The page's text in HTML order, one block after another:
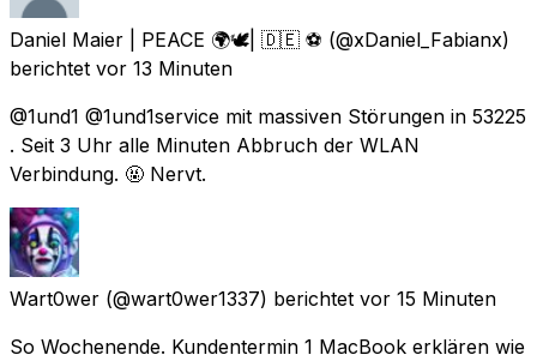
Daniel Maier | PEACE 🌍🕊| 🇩🇪 ⚽️ (@xDaniel_Fabianx)
berichtet vor 13 Minuten
@1und1 @1und1service mit massiven Störungen in 53225
. Seit 3 Uhr alle Minuten Abbruch der WLAN
Verbindung. 🤬 Nervt.
Wart0wer (@wart0wer1337) berichtet vor 15 Minuten
So Wochenende. Kundentermin 1 MacBook erklären wie